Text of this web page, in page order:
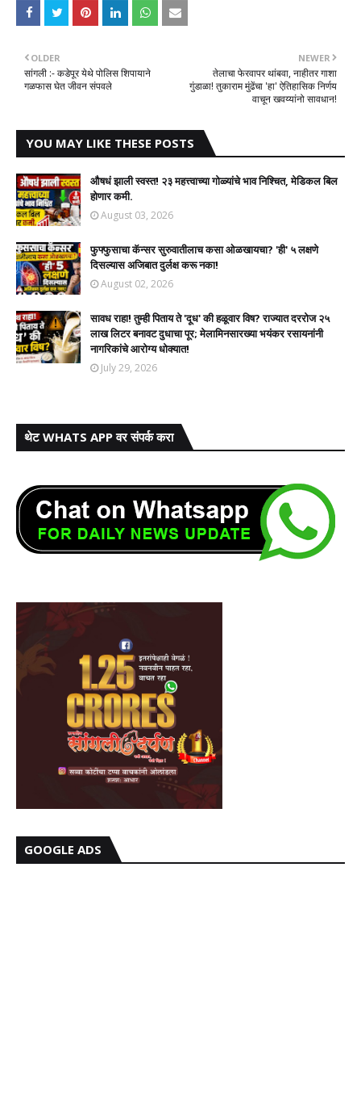
NEWER
​तेलाचा फेरवापर थांबवा, नाहीतर गाशा
गुंडाळा! तुकाराम मुंढेंचा 'हा' ऐतिहासिक निर्णय
वाचून खवय्यांनो सावधान!
OLDER
सांगली :- कडेपूर येथे पोलिस शिपायाने
गळफास घेत जीवन संपवले
YOU MAY LIKE THESE POSTS
औषधं झाली स्वस्त! २३ महत्त्वाच्या गोळ्यांचे भाव निश्चित, मेडिकल बिल
होणार कमी.
August 03, 2026
फुफ्फुसाचा कॅन्सर सुरुवातीलाच कसा ओळखायचा? 'ही' ५ लक्षणे
दिसल्यास अजिबात दुर्लक्ष करू नका!
August 02, 2026
सावध राहा! तुम्ही पिताय ते 'दूध' की हळूवार विष? राज्यात दररोज २५
लाख लिटर बनावट दुधाचा पूर; मेलामिनसारख्या भयंकर रसायनांनी
नागरिकांचे आरोग्य धोक्यात!​
July 29, 2026
थेट WHATS APP वर संपर्क करा
GOOGLE ADS